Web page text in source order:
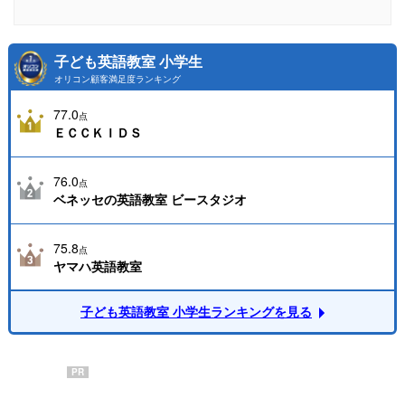
子ども英語教室 小学生
オリコン顧客満足度ランキング
77.0点
ＥＣＣＫＩＤＳ
76.0点
ベネッセの英語教室 ビースタジオ
75.8点
ヤマハ英語教室
子ども英語教室 小学生ランキングを見る
PR